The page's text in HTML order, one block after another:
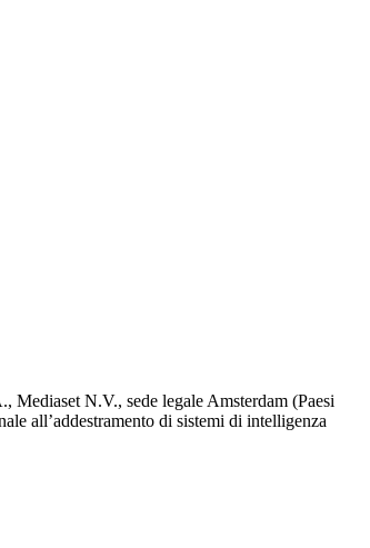
N.V., sede legale Amsterdam (Paesi
all’addestramento di sistemi di intelligenza